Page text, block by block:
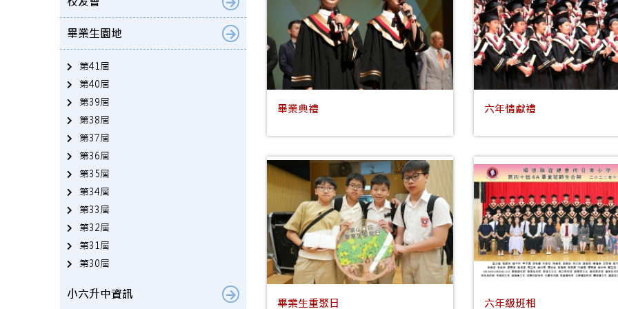
畢業生園地
第41屆
第40屆
第39屆
第38屆
第37屆
第36屆
第35屆
第34屆
第33屆
第32屆
第31屆
第30屆
小六升中資訊
畢業典禮 六年情獻禮
畢業生重聚日 六年級班相